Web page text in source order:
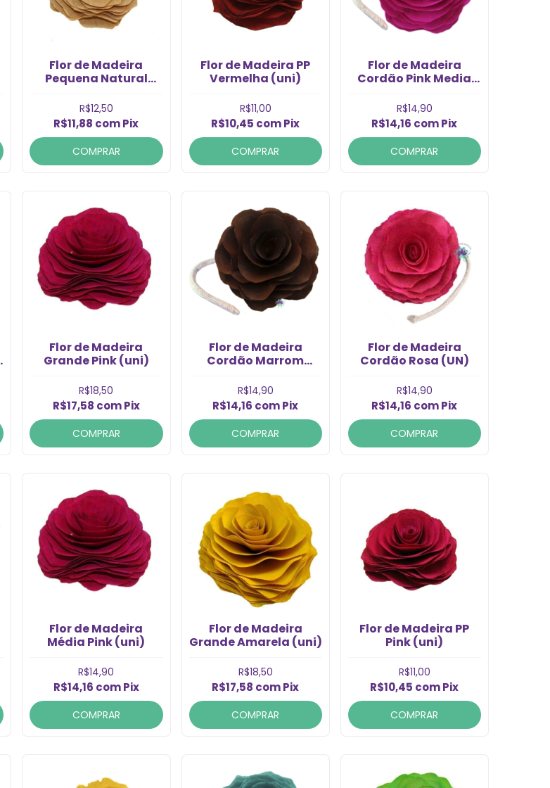
Flor de Madeira
Pequena Natural
R$12,50
R$11,88 comPix
COMPRAR
Flor de Madeira PP
Vermelha (uni)
R$11,00
R$10,45 comPix
COMPRAR
Flor de Madeira
Cordão Pink Media
R$14,90
R$14,16 comPix
COMPRAR
Flor de Madeira
Grande Pink (uni)
R$18,50
R$17,58 comPix
COMPRAR
Flor de Madeira
Cordão Marrom
(1Un)
R$14,90
R$14,16 comPix
COMPRAR
Flor de Madeira
Cordão Rosa (UN)
R$14,90
R$14,16 comPix
COMPRAR
Flor de Madeira
Média Pink (uni)
R$14,90
R$14,16 comPix
COMPRAR
Flor de Madeira
Grande Amarela (uni)
R$18,50
R$17,58 comPix
COMPRAR
Flor de Madeira PP
Pink (uni)
R$11,00
R$10,45 comPix
COMPRAR